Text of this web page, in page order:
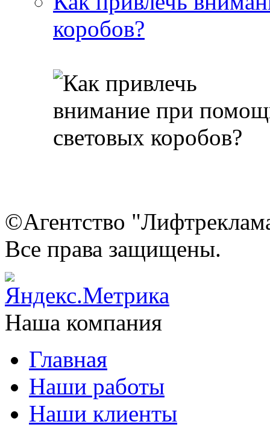
коробов?
©Агентство
Все права защищены.
Наша компания
Главная
Наши работы
Наши клиенты